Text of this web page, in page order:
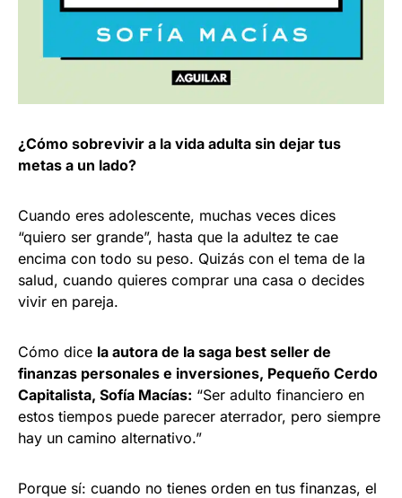
¿Cómo sobrevivir a la vida adulta sin dejar tus
metas a un lado?
Cuando eres adolescente, muchas veces dices
“quiero ser grande”, hasta que la adultez te cae
encima con todo su peso. Quizás con el tema de la
salud, cuando quieres comprar una casa o decides
vivir en pareja.
Cómo dice la autora de la saga best seller de
finanzas personales e inversiones, Pequeño Cerdo
Capitalista, Sofía Macías: “Ser adulto financiero en
estos tiempos puede parecer aterrador, pero siempre
hay un camino alternativo.”
Porque sí: cuando no tienes orden en tus finanzas, el